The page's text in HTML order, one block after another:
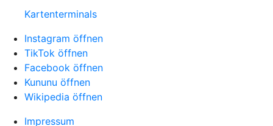
Kartenterminals
Instagram öffnen
TikTok öffnen
Facebook öffnen
Kununu öffnen
Wikipedia öffnen
Impressum